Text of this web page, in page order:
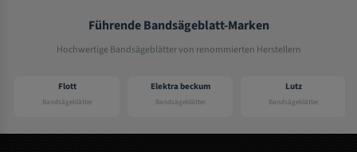
Führende Bandsägeblatt-Marken
Hochwertige Bandsägeblätter von renommierten Herstellern
Flott
Bandsägeblätter
Elektra beckum
Bandsägeblätter
Lutz
Bandsägeblätter